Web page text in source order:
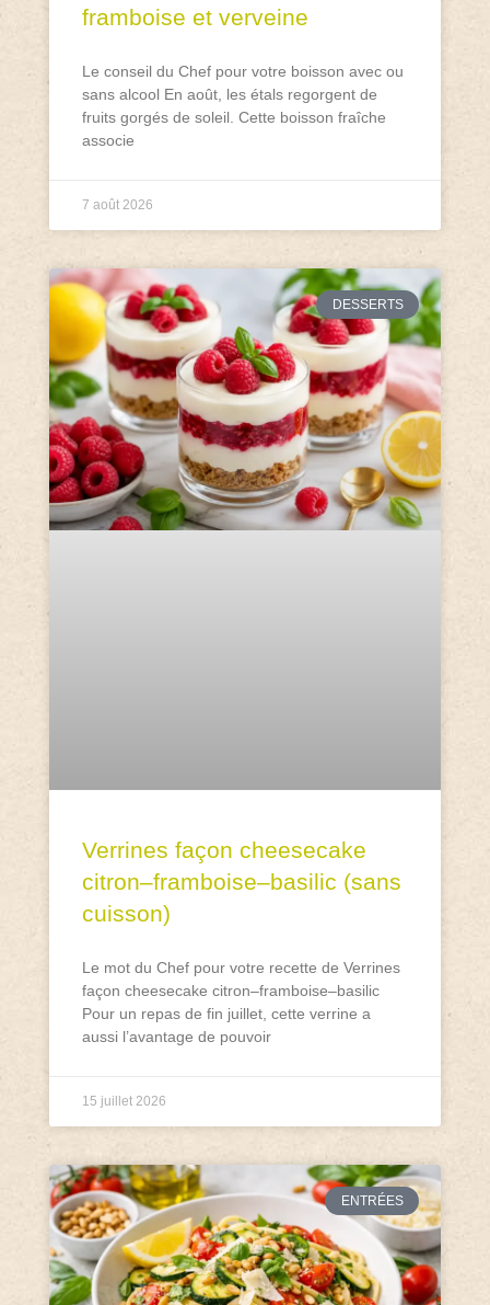
framboise et verveine
Le conseil du Chef pour votre boisson avec ou
sans alcool En août, les étals regorgent de
fruits gorgés de soleil. Cette boisson fraîche
associe
7 août 2026
DESSERTS
Verrines façon cheesecake
citron–framboise–basilic (sans
cuisson)
Le mot du Chef pour votre recette de Verrines
façon cheesecake citron–framboise–basilic
Pour un repas de fin juillet, cette verrine a
aussi l’avantage de pouvoir
15 juillet 2026
ENTRÉES